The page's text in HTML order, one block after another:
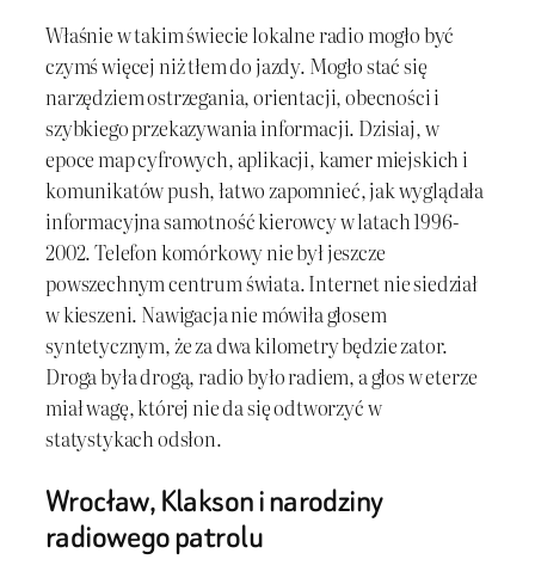
Właśnie w takim świecie lokalne radio mogło być
czymś więcej niż tłem do jazdy. Mogło stać się
narzędziem ostrzegania, orientacji, obecności i
szybkiego przekazywania informacji. Dzisiaj, w
epoce map cyfrowych, aplikacji, kamer miejskich i
komunikatów push, łatwo zapomnieć, jak wyglądała
informacyjna samotność kierowcy w latach 1996-
2002. Telefon komórkowy nie był jeszcze
powszechnym centrum świata. Internet nie siedział
w kieszeni. Nawigacja nie mówiła głosem
syntetycznym, że za dwa kilometry będzie zator.
Droga była drogą, radio było radiem, a głos w eterze
miał wagę, której nie da się odtworzyć w
statystykach odsłon.
Wrocław, Klakson i narodziny
radiowego patrolu